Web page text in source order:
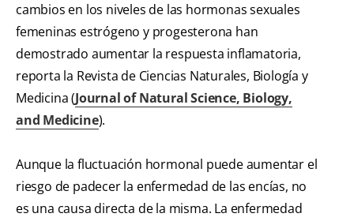
cambios en los niveles de las hormonas sexuales
femeninas estrógeno y progesterona han
demostrado aumentar la respuesta inflamatoria,
reporta la Revista de Ciencias Naturales, Biología y
Medicina (Journal of Natural Science, Biology,
and Medicine).
Aunque la fluctuación hormonal puede aumentar el
riesgo de padecer la enfermedad de las encías, no
es una causa directa de la misma. La enfermedad